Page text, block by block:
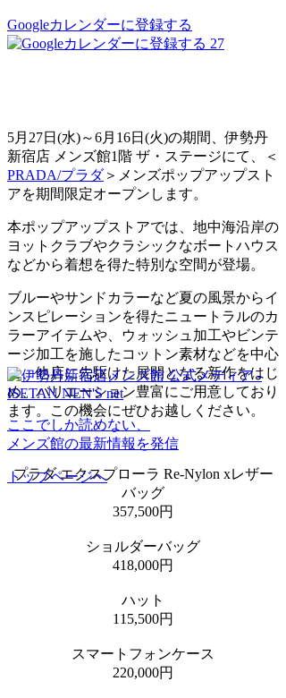
Googleカレンダーに登録する
27
5月27日(水)～6月16日(火)の期間、伊勢丹
新宿店 メンズ館1階 ザ・ステージにて、＜
PRADA/プラダ＞メンズポップアップスト
アを期間限定オープンします。
本ポップアップストアでは、地中海沿岸の
ヨットクラブやクラシックなボートハウス
などから着想を得た特別な空間が登場。
ブルーやサンドカラーなど夏の風景からイ
ンスピレーションを得たニュートラルのカ
ラーアイテムや、ウォッシュ加工やビンテ
ージ加工を施したコットン素材などを中心
に、他店に先駆けた展開となる新作をはじ
め、バリエーション豊富にご用意しており
ます。この機会にぜひお越しください。
プラダ エクスプローラ Re-Nylon xレザー
バッグ
357,500円
ショルダーバッグ
418,000円
ハット
115,500円
スマートフォンケース
220,000円
ここでしか読めない、
メンズ館の最新情報を発信
トップページへ